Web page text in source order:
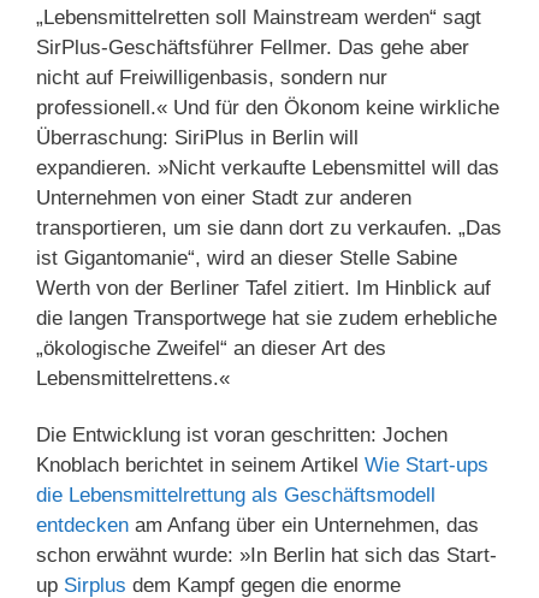
„Lebensmittelretten soll Mainstream werden“ sagt
SirPlus-Geschäftsführer Fellmer. Das gehe aber
nicht auf Freiwilligenbasis, sondern nur
professionell.« Und für den Ökonom keine wirkliche
Überraschung: SiriPlus in Berlin will
expandieren. »Nicht verkaufte Lebensmittel will das
Unternehmen von einer Stadt zur anderen
transportieren, um sie dann dort zu verkaufen. „Das
ist Gigantomanie“, wird an dieser Stelle Sabine
Werth von der Berliner Tafel zitiert. Im Hinblick auf
die langen Transportwege hat sie zudem erhebliche
„ökologische Zweifel“ an dieser Art des
Lebensmittelrettens.«
Die Entwicklung ist voran geschritten: Jochen
Knoblach berichtet in seinem Artikel Wie Start-ups
die Lebensmittelrettung als Geschäftsmodell
entdecken am Anfang über ein Unternehmen, das
schon erwähnt wurde: »In Berlin hat sich das Start-
up Sirplus dem Kampf gegen die enorme